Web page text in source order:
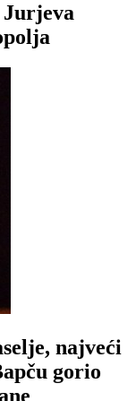
najveći
gorio